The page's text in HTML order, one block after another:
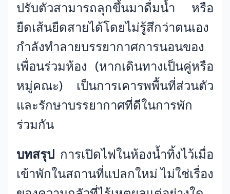
ปรับตัวสามารถลุกขึ้นมาดื่มน้ำ หรือ
ยืดเส้นยืดสายได้โดยไม่รู้สึกว่าตนเอง
กำลังทำลายบรรยากาศการนอนของ
เพื่อนร่วมห้อง (หากเดินทางเป็นคู่หรือ
หมู่คณะ) เป็นการเคารพพื้นที่ส่วนตัว
และรักษาบรรยากาศที่ดีในการพัก
ร่วมกัน
บทสรุป การเปิดไฟในห้องน้ำทิ้งไว้เมื่อ
เข้าพักในสถานที่แปลกใหม่ ไม่ใช่เรื่อง